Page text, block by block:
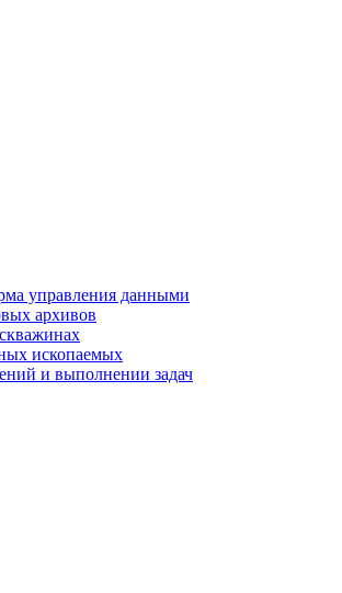
управления данными
архивов
ископаемых
и выполнении задач